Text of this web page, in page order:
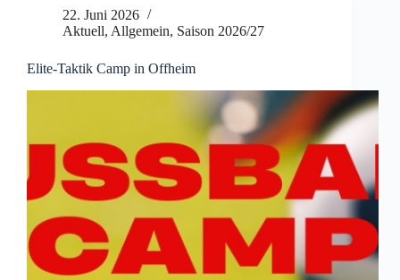
22. Juni 2026
Aktuell, Allgemein, Saison 2026/27
Elite-Taktik Camp in Offheim